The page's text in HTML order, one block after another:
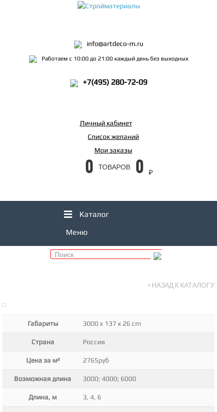
info@artdeco-m.ru
Работаем с 10:00 до 21:00 каждый день без выходных
+7(495) 280-72-09
Личный кабинет
Список желаний
Мои заказы
0 ТОВАРОВ 0 ₽
Каталог
Меню
‹ НАЗАД К КАТАЛОГУ
Габариты 3000 x 137 x 26 cm
Страна Россия
Цена за м² 2765руб
Возможная длина 3000; 4000; 6000
Длина, м 3, 4, 6